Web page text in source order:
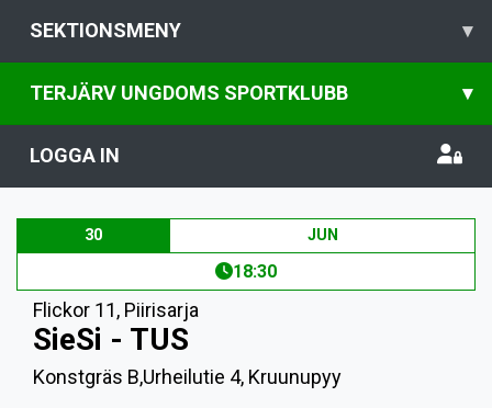
SEKTIONSMENY ▾
TERJÄRV UNGDOMS SPORTKLUBB ▾
LOGGA IN
30 JUN
18:30
Flickor 11, Piirisarja
SieSi - TUS
Konstgräs B,Urheilutie 4, Kruunupyy